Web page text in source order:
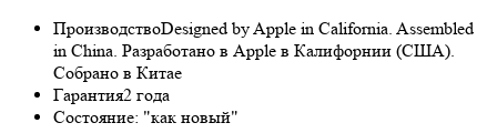
ПроизводствоDesigned by Apple in California. Assembled
in China. Разработано в Apple в Калифорнии (США).
Собрано в Китае
Гарантия2 года
Состояние: "как новый"